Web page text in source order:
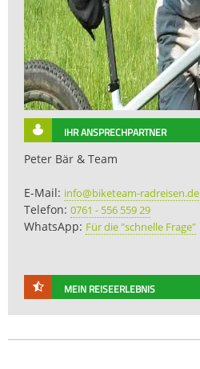
IHR ANSPRECHPARTNER
Peter Bär & Team
E-Mail: info@biketeam-radreisen.de
Telefon: 0761 - 556 559 29
WhatsApp: Für die "schnelle Frage"
MEIN REISEERLEBNIS